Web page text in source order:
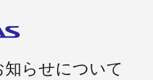
らせについて